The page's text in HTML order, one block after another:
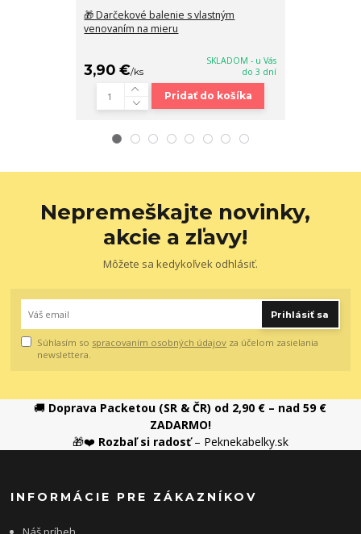
🎁 Darčekové balenie s vlastným
venovaním na mieru
3,90 €/ks
SKLADOM - u Vás
do 3 dní
Pridať do košíka
Nepremeškajte novinky,
akcie a zľavy!
Môžete sa kedykoľvek odhlásiť.
Prihlásiť sa
Súhlasím so spracovaním osobných údajov za účelom zasielania
newslettera.
🚚 Doprava Packetou (SR & ČR) od 2,90 € – nad 59 €
ZADARMO!
🎁❤️ Rozbaľ si radosť– Peknekabelky.sk
INFORMÁCIE PRE ZÁKAZNÍKOV